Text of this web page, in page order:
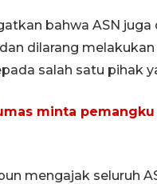
bahwa ASN
dilarang
salah satu pihak
minta
mengajak seluruh